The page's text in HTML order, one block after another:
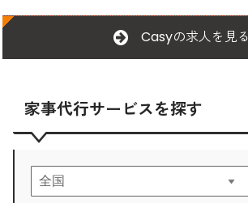
Casyの求人を見る
家事代行サービスを探す